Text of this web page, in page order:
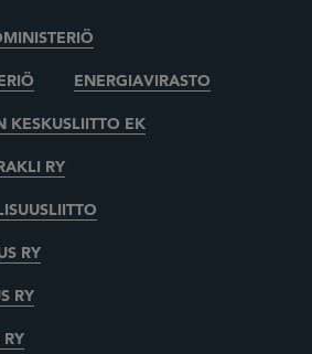
ENERGIAVIRASTO
KESKUSLIITTO EK
RAKLI RY
RY
RY
RY